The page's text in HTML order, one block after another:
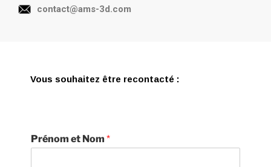
contact@ams-3d.com
Vous souhaitez être recontacté :
Prénom et Nom *